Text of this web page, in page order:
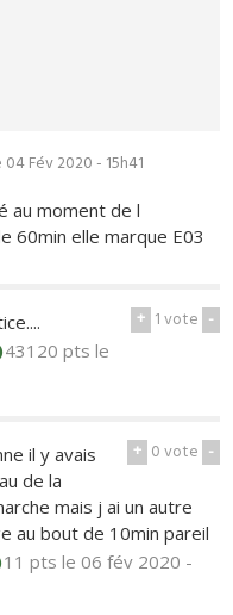
04 Fév 2020 - 15h41
au moment de l
60min elle marque E03
+ 1vote -
43120 ptsle
+ 0vote -
il y avais
de la
mais j ai un autre
au bout de 10min pareil
11 ptsle 06 fév 2020 -